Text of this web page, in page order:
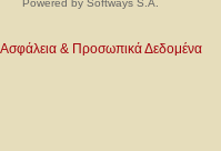
Powered by Softways S.A.
Ασφάλεια & Προσωπικά Δεδομένα